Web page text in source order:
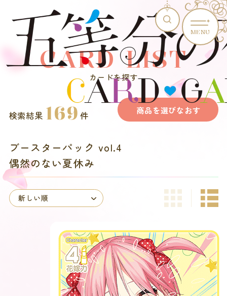
MENU
CARD LIST
カードを探す
検索結果 169 件 商品を選びなおす
ブースターパック vol.4
偶然のない夏休み